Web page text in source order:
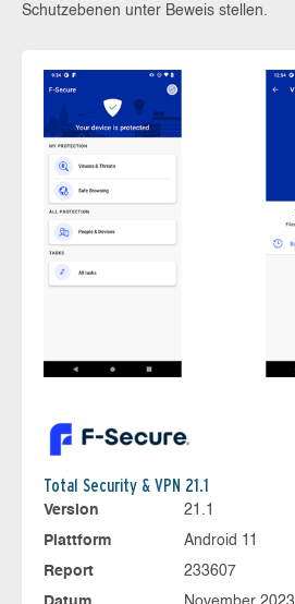
Schutzebenen unter Beweis stellen.
Total Security & VPN 21.1
Version
21.1
Plattform
Android 11
Report
233607